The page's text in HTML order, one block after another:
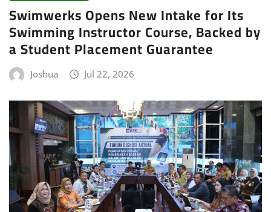
Swimwerks Opens New Intake for Its
Swimming Instructor Course, Backed by
a Student Placement Guarantee
Joshua Jul 22, 2026